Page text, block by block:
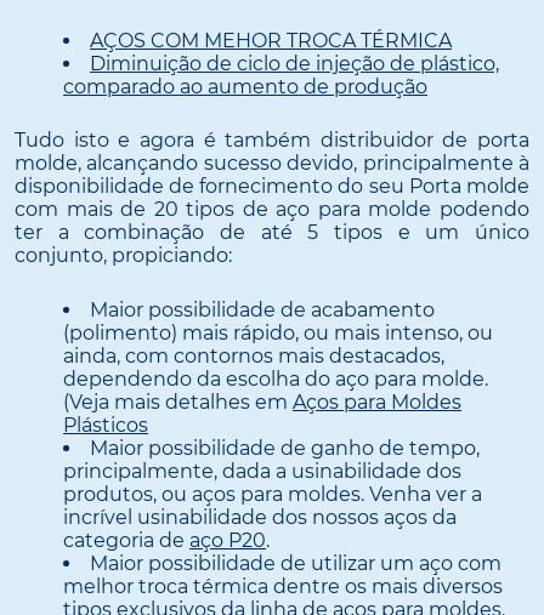
AÇOS COM MEHOR TROCA TÉRMICA
Diminuição de ciclo de injeção de plástico,
comparado ao aumento de produção
Tudo isto e agora é também distribuidor de porta
molde, alcançando sucesso devido, principalmente à
disponibilidade de fornecimento do seu Porta molde
com mais de 20 tipos de aço para molde podendo
ter a combinação de até 5 tipos e um único
conjunto, propiciando:
Maior possibilidade de acabamento
(polimento) mais rápido, ou mais intenso, ou
ainda, com contornos mais destacados,
dependendo da escolha do aço para molde.
(Veja mais detalhes em Aços para Moldes
Plásticos
Maior possibilidade de ganho de tempo,
principalmente, dada a usinabilidade dos
produtos, ou aços para moldes. Venha ver a
incrível usinabilidade dos nossos aços da
categoria de aço P20.
Maior possibilidade de utilizar um aço com
melhor troca térmica dentre os mais diversos
tipos exclusivos da linha de aços para moldes.